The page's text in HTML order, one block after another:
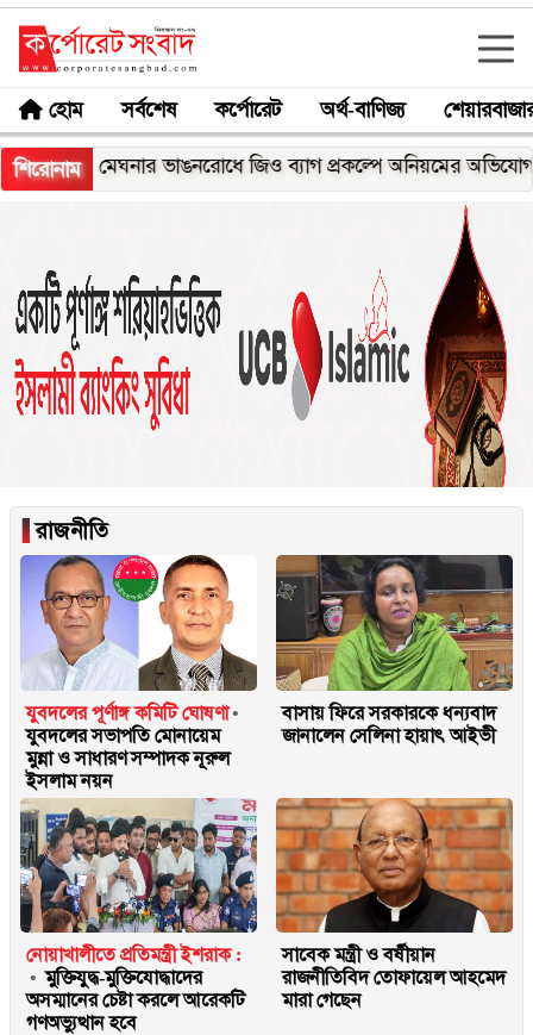
হোম সর্বশেষ কর্পোরেট অর্থ-বাণিজ্য
শিরোনামমেঘনার ভাঙনরোধে জিও ব্যাগ প্রকল্পে অনিয়মের অভিযোগ,
▐রাজনীতি
যুবদলের পূর্ণাঙ্গ কমিটি ঘোষণা
যুবদলের সভাপতি মোনায়েম
মুন্না ও সাধারণ সম্পাদক নূরুল
ইসলাম নয়ন
বাসায় ফিরে সরকারকে ধন্যবাদ
জানালেন সেলিনা হায়াৎ আইভী
নোয়াখালীতে প্রতিমন্ত্রী ইশরাক :
মুক্তিযুদ্ধ-মুক্তিযোদ্ধাদের
অসম্মানের চেষ্টা করলে আরেকটি
গণঅভ্যুত্থান হবে
সাবেক মন্ত্রী ও বর্ষীয়ান
রাজনীতিবিদ তোফায়েল আহমেদ
মারা গেছেন